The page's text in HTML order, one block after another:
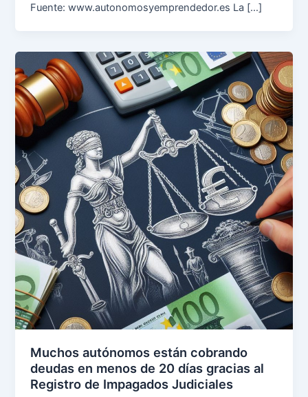
Fuente: www.autonomosyemprendedor.es La […]
Muchos autónomos están cobrando
deudas en menos de 20 días gracias al
Registro de Impagados Judiciales